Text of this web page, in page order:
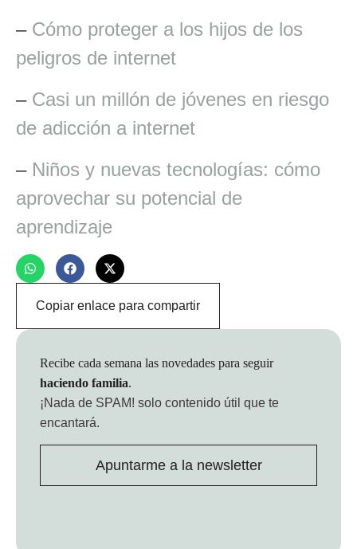
– Cómo proteger a los hijos de los
peligros de internet
– Casi un millón de jóvenes en riesgo
de adicción a internet
– Niños y nuevas tecnologías: cómo
aprovechar su potencial de
aprendizaje
Copiar enlace para compartir
Recibe cada semana las novedades para seguir
haciendo familia.
¡Nada de SPAM! solo contenido útil que te
encantará.
Apuntarme a la newsletter